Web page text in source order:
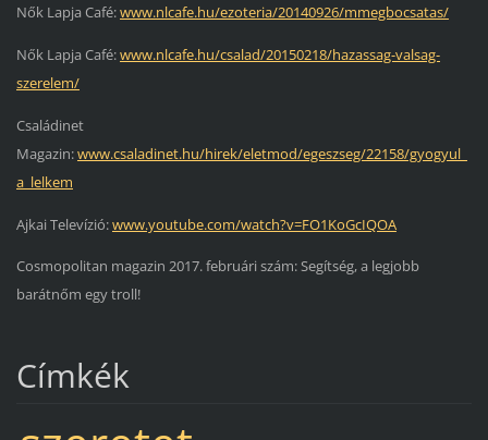
Nők Lapja Café:www.nlcafe.hu/ezoteria/20140926/mmegbocsatas/
Nők Lapja Café:www.nlcafe.hu/csalad/20150218/hazassag-valsag-
szerelem/
Családinet
Magazin:www.csaladinet.hu/hirek/eletmod/egeszseg/22158/gyogyul_
a_lelkem
Ajkai Televízió:www.youtube.com/watch?v=FO1KoGcIQOA
Cosmopolitan magazin 2017. februári szám: Segítség, a legjobb
barátnőm egy troll!
Címkék